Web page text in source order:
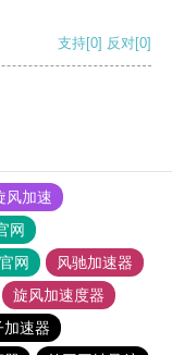
支持[0] 反对[0]
风加速
网
网
风驰加速器
旋风加速度器
加速器